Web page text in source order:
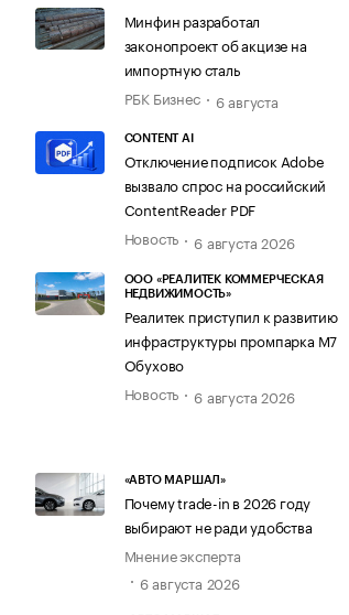
Минфин разработал
законопроект об акцизе на
импортную сталь
РБК Бизнес
6 августа
CONTENT AI
Отключение подписок Adobe
вызвало спрос на российский
ContentReader PDF
Новость
6 августа 2026
ООО «РЕАЛИТЕК КОММЕРЧЕСКАЯ
НЕДВИЖИМОСТЬ»
Реалитек приступил к развитию
инфраструктуры промпарка М7
Обухово
Новость
6 августа 2026
«АВТО МАРШАЛ»
Почему trade-in в 2026 году
выбирают не ради удобства
Мнение эксперта
6 августа 2026